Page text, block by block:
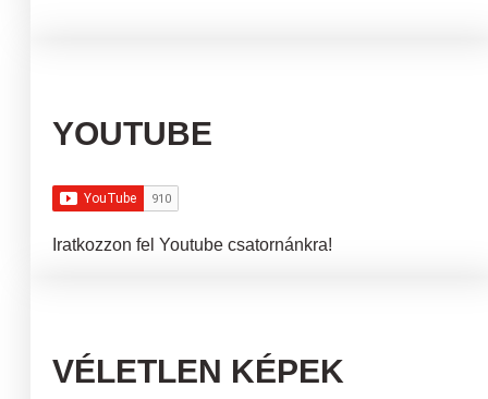
YOUTUBE
Iratkozzon fel Youtube csatornánkra!
VÉLETLEN KÉPEK